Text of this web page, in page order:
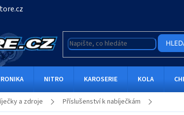
NITRO KAROSERIE KOLA
a zdroje Příslušenství k nabíječkám